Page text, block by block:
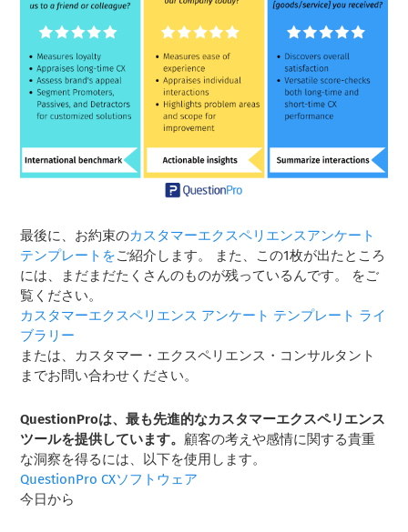
最後に、お約束のカスタマーエクスペリエンスアンケート
テンプレートをご紹介します。 また、この1枚が出たところ
には、まだまだたくさんのものが残っているんです。 をご
覧ください。
カスタマーエクスペリエンス アンケート テンプレート ライ
ブラリー
または、カスタマー・エクスペリエンス・コンサルタント
までお問い合わせください。
QuestionProは、最も先進的なカスタマーエクスペリエンス
ツールを提供しています。 顧客の考えや感情に関する貴重
な洞察を得るには、以下を使用します。
QuestionPro CXソフトウェア
今日から